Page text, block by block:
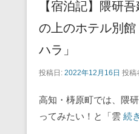
【宿泊記】隈研
の上のホテル別
ハラ」
投稿日: 2022年12月16日 投稿
高知・梼原町では、隈
ってみたい！と「雲 続